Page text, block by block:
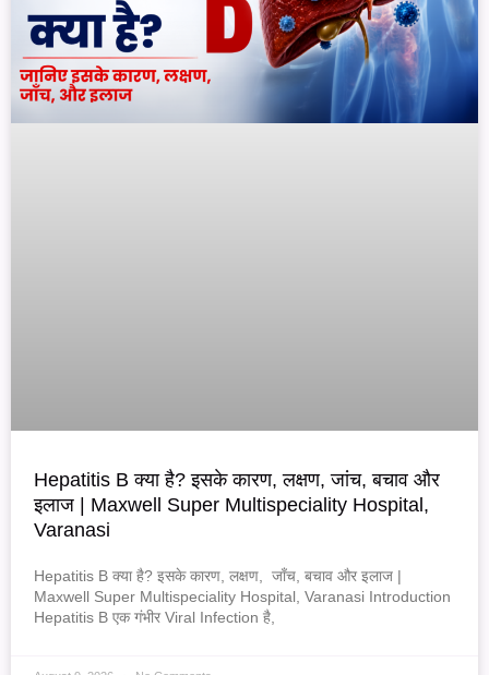
Hepatitis B क्या है? इसके कारण, लक्षण, जांच, बचाव और
इलाज | Maxwell Super Multispeciality Hospital,
Varanasi
Hepatitis B क्या है? इसके कारण, लक्षण, जाँच, बचाव और इलाज |
Maxwell Super Multispeciality Hospital, Varanasi Introduction
Hepatitis B एक गंभीर Viral Infection है,